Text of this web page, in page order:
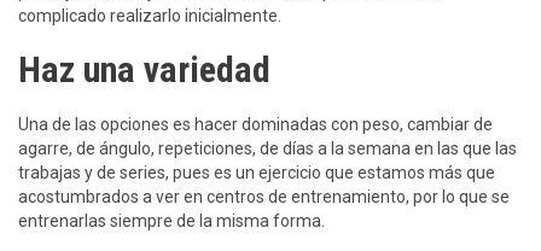
complicado realizarlo inicialmente.
Haz una variedad
Una de las opciones es hacer dominadas con peso, cambiar de
agarre, de ángulo, repeticiones, de días a la semana en las que las
trabajas y de series, pues es un ejercicio que estamos más que
acostumbrados a ver en centros de entrenamiento, por lo que se
entrenarlas siempre de la misma forma.